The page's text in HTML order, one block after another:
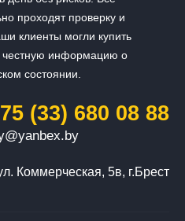
проходят проверку и
клиенты могли купить
честную информацию о
состоянии.
(33) 680 08 88
Коммерческая, 5в, г.Брест